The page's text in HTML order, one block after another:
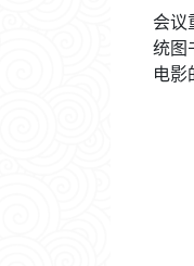
会议
统图
电影